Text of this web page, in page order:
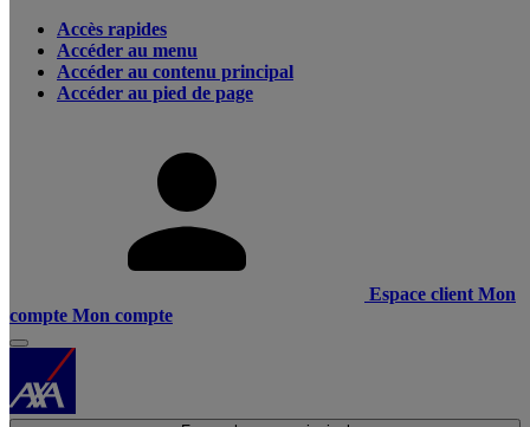
Accès rapides
Accéder au menu
Accéder au contenu principal
Accéder au pied de page
Espace client Mon
compte Mon compte